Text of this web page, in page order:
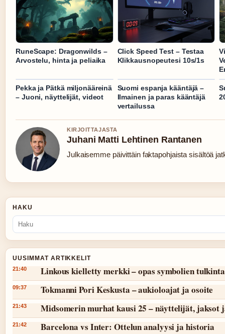
RuneScape: Dragonwilds –
Arvostelu, hinta ja peliaika
Click Speed Test – Testaa
Klikkausnopeutesi 10s/1s
Pekka ja Pätkä miljonääreinä
– Juoni, näyttelijät, videot
Suomi espanja kääntäjä –
Ilmainen ja paras kääntäjä
vertailussa
KIRJOITTAJASTA
Juhani Matti Lehtinen Rantanen
Julkaisemme päivittäin faktapohjaista sisältöä
HAKU
UUSIMMAT ARTIKKELIT
21:40 Linkous kielletty merkki – opas symbolien
09:37 Tokmanni Pori Keskusta – aukioloajat ja osoite
21:43 Midsomerin murhat kausi 25 – näyttelijät, jaksot
21:42 Barcelona vs Inter: Ottelun analyysi ja historia